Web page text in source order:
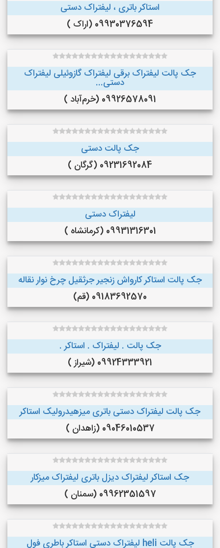
استاکر باتری ، لیفتراک دستی
09930376594 (اراک )
جک پالت لیفتراک برقی لیفتراک گازوئیلی لیفتراک
دستی...
09926578091 (خرم‌آباد )
جک پالت دستی
09231692084 (گرگان )
لیفتراک دستی
09931316301 (کرمانشاه )
جک پالت استاکر کارواش زنجیر جرثقیل چرخ نوار نقاله
09183692570 (قم)
جک پالت . لیفتراک . استاکر .
09924333921 (شیراز )
جک پالت لیفتراک دستی باتری میزهیدرولیک استاکر
09046010537 (زاهدان )
جک استاکر لیفتراک دیزل باتری لیفتراک میزکار
09962351597 (سمنان )
جک پالت heli لیفتراک دستی استاکر باطری فول